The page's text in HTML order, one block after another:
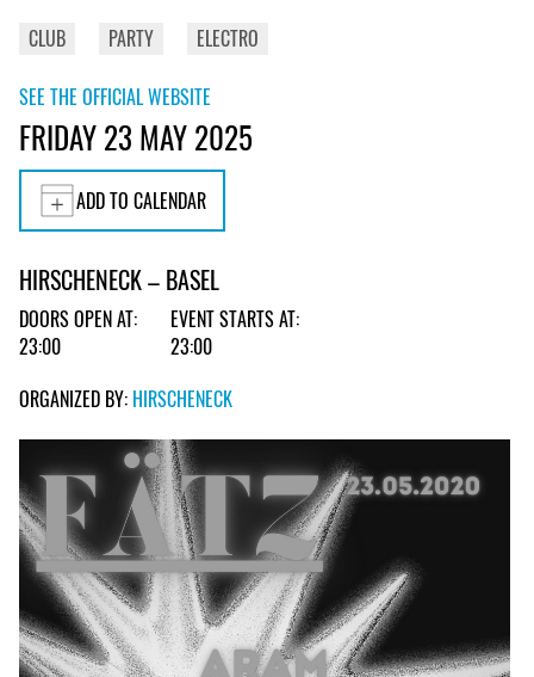
CLUB
PARTY ELECTRO
SEE THE OFFICIAL WEBSITE
FRIDAY 23 MAY 2025
ADD TO CALENDAR
HIRSCHENECK – BASEL
DOORS OPEN AT:
23:00
EVENT STARTS AT:
23:00
ORGANIZED BY: HIRSCHENECK